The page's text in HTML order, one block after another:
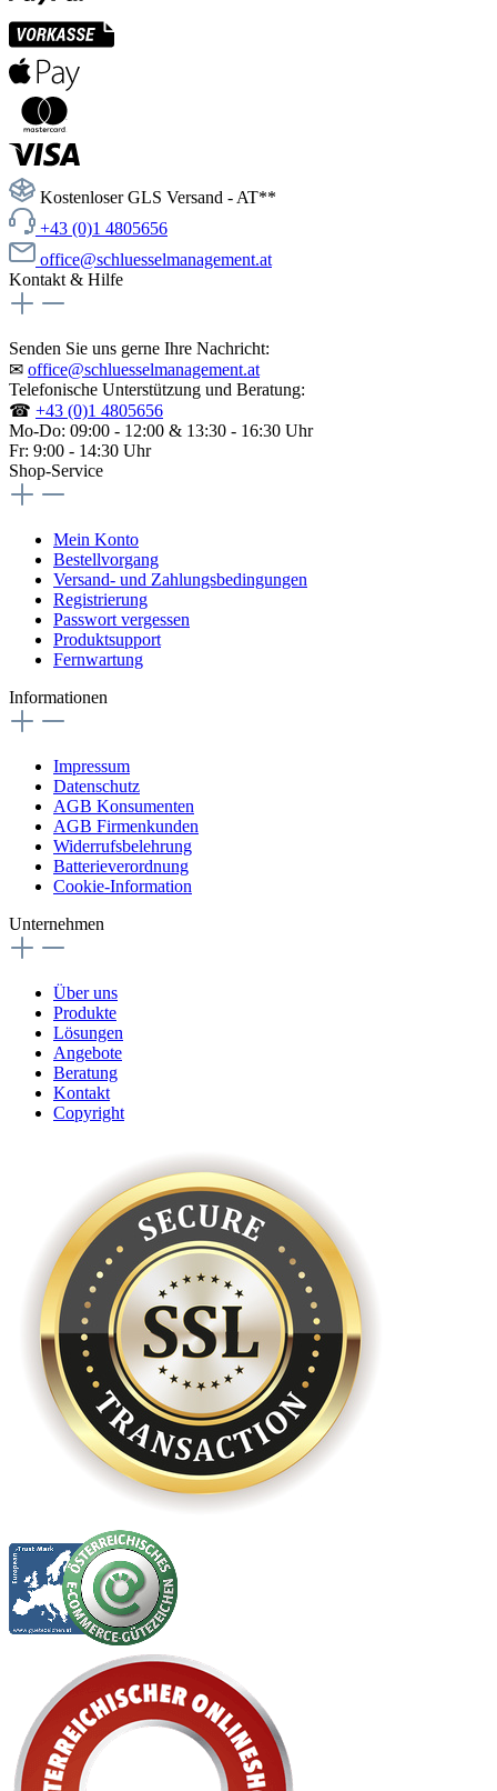
Kostenloser GLS Versand - AT**
+43 (0)1 4805656
office@schluesselmanagement.at
Kontakt & Hilfe
Senden Sie uns gerne Ihre Nachricht:
✉ office@schluesselmanagement.at
Telefonische Unterstützung und Beratung:
☎ +43 (0)1 4805656
Mo-Do: 09:00 - 12:00 & 13:30 - 16:30 Uhr
Fr: 9:00 - 14:30 Uhr
Shop-Service
Mein Konto
Bestellvorgang
Versand- und Zahlungsbedingungen
Registrierung
Passwort vergessen
Produktsupport
Fernwartung
Informationen
Impressum
Datenschutz
AGB Konsumenten
AGB Firmenkunden
Widerrufsbelehrung
Batterieverordnung
Cookie-Information
Unternehmen
Über uns
Produkte
Lösungen
Angebote
Beratung
Kontakt
Copyright